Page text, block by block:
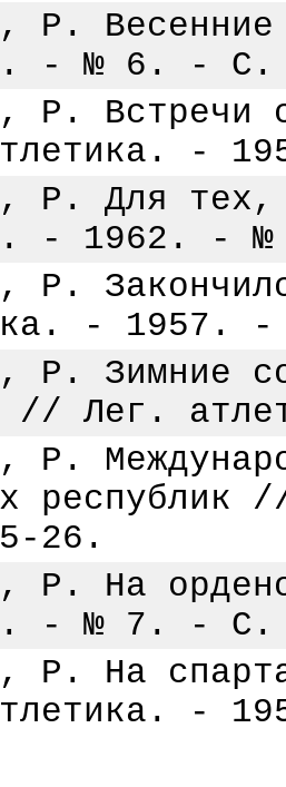
Р.
- № 6. - С.
Р. Встречи
-
Р. Для
- 1962. -
Р.
-
Р. Зимние
// Лег.
Р.
26.
Р. На
- № 7. - С.
Р. На
-